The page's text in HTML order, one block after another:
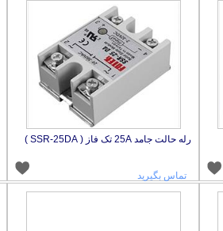
رله حالت جامد 25A تک فاز ( SSR-25DA )
تماس بگیرید